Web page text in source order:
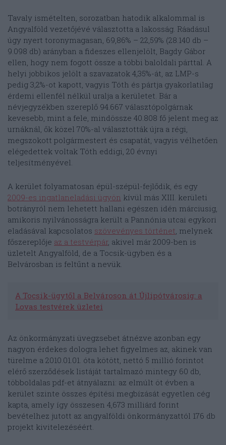
Tavaly ismételten, sorozatban hatodik alkalommal is
Angyalföld vezetőjévé választotta a lakosság. Ráadásul
úgy nyert toronymagasan, 69,86% – 22,59% (28.140 db –
9.098 db) arányban a fideszes ellenjelölt, Bagdy Gábor
ellen, hogy nem fogott össze a többi baloldali párttal. A
helyi jobbikos jelölt a szavazatok 4,35%-át, az LMP-s
pedig 3,2%-ot kapott, vagyis Tóth és pártja gyakorlatilag
érdemi ellenfél nélkül uralja a kerületet. Bár a
névjegyzékben szereplő 94.667 választópolgárnak
kevesebb, mint a fele, mindössze 40.808 fő jelent meg az
urnáknál, ők közel 70%-al választották újra a régi,
megszokott polgármestert és csapatát, vagyis vélhetően
elégedettek voltak Tóth eddigi, 20 évnyi
teljesítményével.
A kerület folyamatosan épül-szépül-fejlődik, és egy
2009-es ingatlaneladási ügyön kívül más XIII. kerületi
botrányról nem lehetett hallani egészen idén márciusig,
amikoris nyilvánosságra került a Pannónia utcai egykori
eladásával kapcsolatos szövevényes történet, melynek
főszereplője az a testvérpár, akivel már 2009-ben is
üzletelt Angyalföld, de a Tocsik-ügyben és a
Belvárosban is feltűnt a nevük.
A Tocsik-ügytől a Belvároson át Újlipótvárosig: a
Lovas testvérek üzletei
Az önkormányzati üvegzsebet átnézve azonban egy
nagyon érdekes dologra lehet figyelmes az, akinek van
türelme a 2010.01.01. óta kötött, nettó 5 millió forintot
elérő szerződések listáját tartalmazó mintegy 60 db,
többoldalas pdf-et átnyálazni: az elmúlt öt évben a
kerület szinte összes építési megbízását egyetlen cég
kapta, amely így összesen 4,673 milliárd forint
bevételhez jutott az angyalföldi önkormányzattól 176 db
projekt kivitelezéséért.